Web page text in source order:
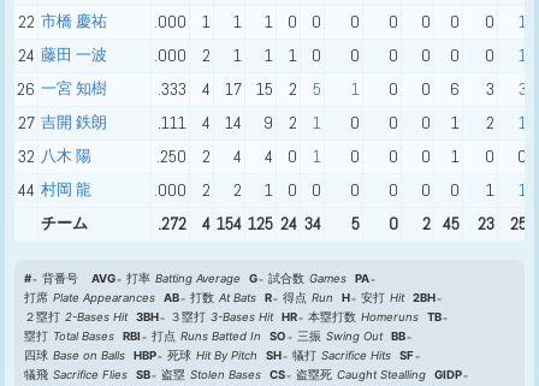
22 市橋 慶祐 .000 1 1 1 0 0 0 0 0 0 0
1
24 藤田 一波 .000 2 1 1 1 0 0 0 0 0 0
1
26 一宮 知樹 .333 4 17 15 2 5 1 0 0 6 3
3
27 吉開 鉄朗 .111 4 14 9 2 1 0 0 0 1 2
1
32 八木 陽 .250 2 4 4 0 1 0 0 0 1 0
0
44 村岡 龍 .000 2 2 1 0 0 0 0 0 0 1 1
チーム .272 4 154 125 24 34 5 0 2 45 23 25
# 背番号 AVG 打率 Batting Average G 試合数 Games
PA
打席 Plate Appearances AB 打数 At Bats R 得点 Run H 安打 Hit
2BH
２塁打 2-Bases Hit 3BH ３塁打 3-Bases Hit HR 本塁打数 Homeruns
TB
塁打 Total Bases RBI 打点 Runs Batted In SO 三振 Swing Out
BB
四球 Base on Balls HBP 死球 Hit By Pitch SH 犠打 Sacrifice Hits
SF
犠飛 Sacrifice Flies SB 盗塁 Stolen Bases CS 盗塁死 Caught Stealling
GIDP